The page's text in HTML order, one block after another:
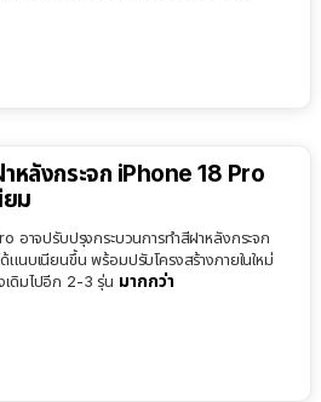
หลังกระจก iPhone 18 Pro
ยม
อาจปรับปรุงกระบวนการทำสีฝาหลังกระจก
แนบเนียนขึ้น พร้อมปรับโครงสร้างภายในใหม่
เดิมไปอีก 2-3 รุ่น มากกว่า